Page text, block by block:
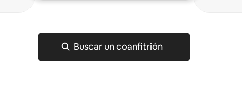
Buscar un coanfitrión